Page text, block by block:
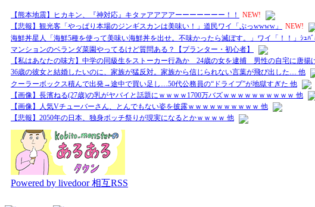
【熊本地震】ヒカキン、『神対応』キタァアアアアーーーーーーー！！
NEW!
【悲報】観光客「やっぱり本場のジンギスカンは美味い！」道民ワイ「ぷっwwww」
NEW!
海鮮丼星人「海鮮5種を使って美味い海鮮丼を出せ。不味かったら滅ぼす。」ワイ「！！」ｼｭﾊﾞ
マンションのベランダ菜園やってるけど質問ある？【プランター・初心者】
【私はあなたの味方】中学の同級生をストーカー行為か 24歳の女を逮捕 男性の自宅に唐揚
36歳の彼女と結婚したいのに、家族が猛反対。家族から信じられない言葉が飛び出した… 他
クーラーボックス積んで出発→途中で買い足し…50代公務員の“ドライブ”が地獄すぎた 他
【画像】長濱ねる(27歳)の乳がヤバイと話題にｗｗｗｗ1700万バズｗｗｗｗｗｗｗｗｗｗ 他
【画像】人気Vチューバーさん、とんでもない姿を披露ｗｗｗｗｗｗｗｗｗｗ 他
【悲報】2050年の日本、独身ボッチ祭りが現実になるとかｗｗｗｗ 他
Powered by livedoor 相互RSS